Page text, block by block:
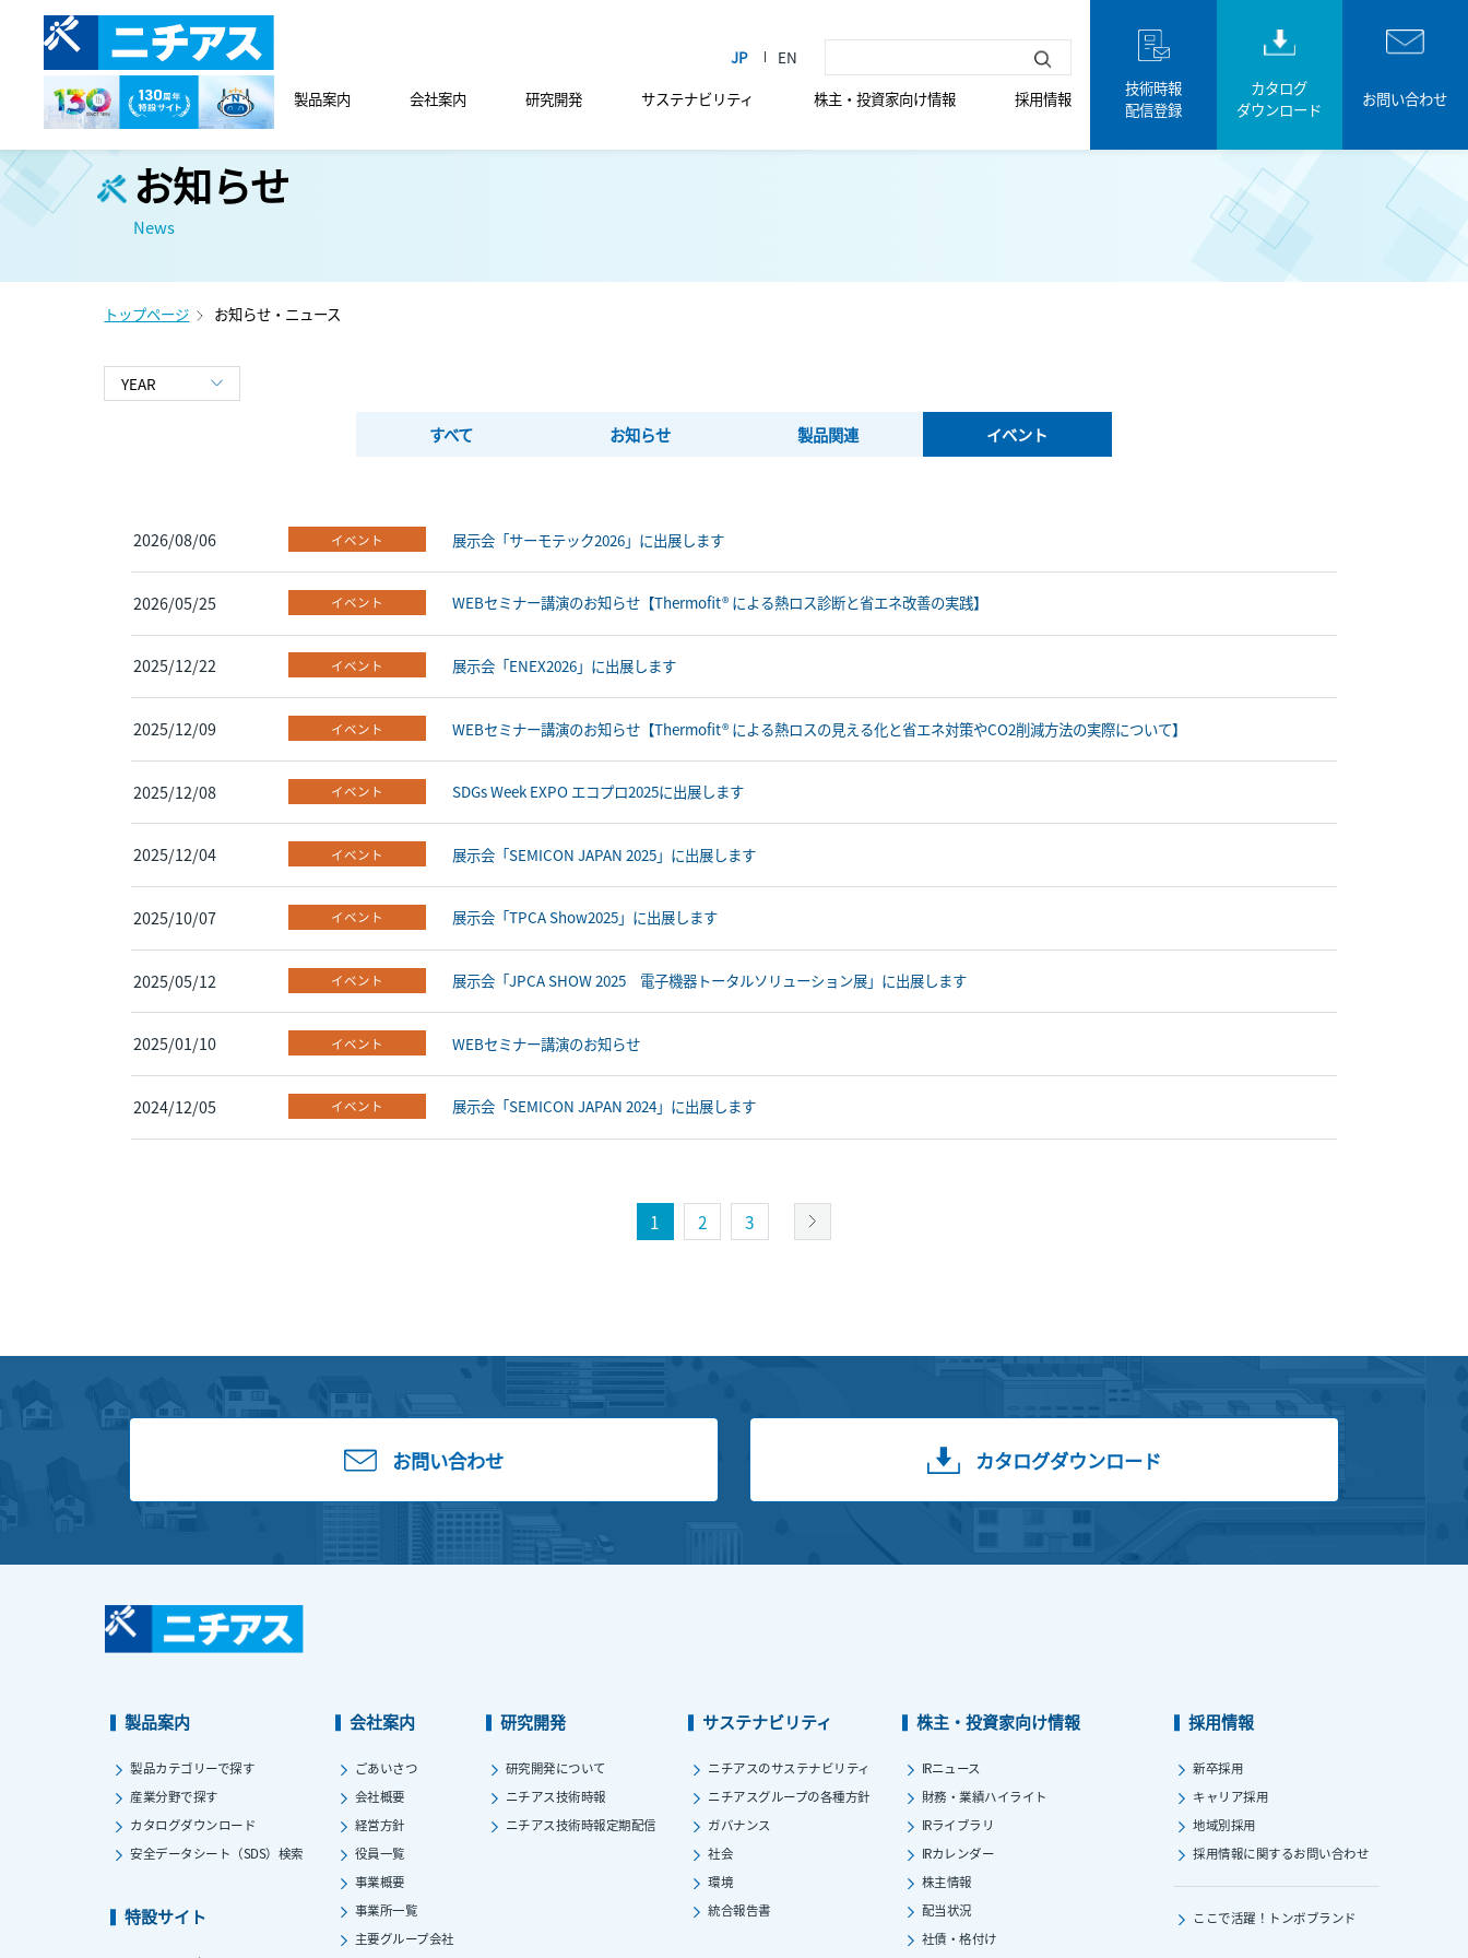
製品案内 会社案内 研究開発 サステナビリティ 株主・投資家向け情報 採用情報
技術時報
配信登録
カタログ
ダウンロード
お問い合わせ
お知らせ
News
トップページ お知らせ・ニュース
すべて お知らせ 製品関連 イベント
2026/08/06 イベント 展示会「サーモテック2026」に出展します
2026/05/25 イベント WEBセミナー講演のお知らせ【Thermofit® による熱ロス診断と省エネ改善の実践】
2025/12/22 イベント 展示会「ENEX2026」に出展します
2025/12/09 イベント WEBセミナー講演のお知らせ【Thermofit® による熱ロスの見える化と省エネ対策やCO2削減方法の実際について】
2025/12/08 イベント SDGs Week EXPO エコプロ2025に出展します
2025/12/04 イベント 展示会「SEMICON JAPAN 2025」に出展します
2025/10/07 イベント 展示会「TPCA Show2025」に出展します
2025/05/12 イベント 展示会「JPCA SHOW 2025 電子機器トータルソリューション展」に出展します
2025/01/10 イベント WEBセミナー講演のお知らせ
2024/12/05 イベント 展示会「SEMICON JAPAN 2024」に出展します
1 2 3
お問い合わせ カタログダウンロード
製品案内
製品カテゴリーで探す
産業分野で探す
カタログダウンロード
安全データシート（SDS）検索
特設サイト
会社案内
ごあいさつ
会社概要
経営方針
役員一覧
事業概要
事業所一覧
主要グループ会社
研究開発
研究開発について
ニチアス技術時報
ニチアス技術時報定期配信
サステナビリティ
ニチアスのサステナビリティ
ニチアスグループの各種方針
ガバナンス
社会
環境
統合報告書
株主・投資家向け情報
IRニュース
財務・業績ハイライト
IRライブラリ
IRカレンダー
株主情報
配当状況
社債・格付け
採用情報
新卒採用
キャリア採用
地域別採用
採用情報に関するお問い合わせ
ここで活躍！ トンボブランド